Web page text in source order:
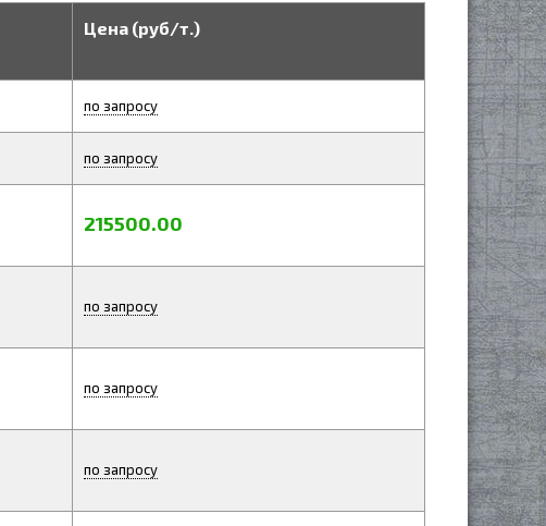
Цена (руб/т.)
по запросу
по запросу
215500.00
по запросу
по запросу
по запросу